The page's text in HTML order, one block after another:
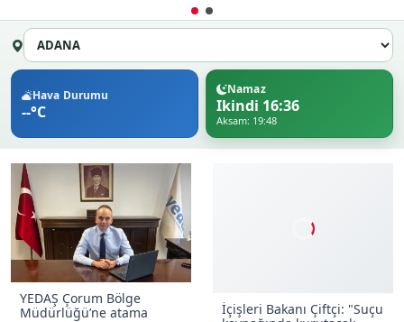
Hava Durumu
--°C
Namaz
Ikindi 16:36
Aksam: 19:48
YEDAŞ Çorum Bölge
Müdürlüğü’ne atama
İçişleri Bakanı Çiftçi: "Suçu